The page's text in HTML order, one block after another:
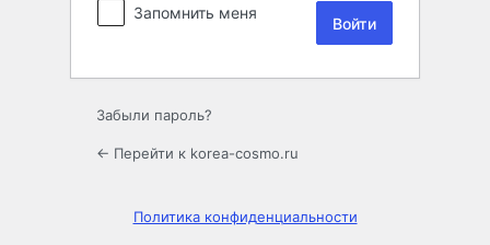
Запомнить меня
Забыли пароль?
← Перейти к korea-cosmo.ru
Политика конфиденциальности